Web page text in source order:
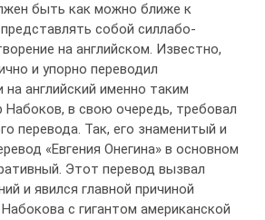
быть как можно ближе к
собой силлабо-
на английском. Известно,
и упорно переводил
английский именно таким
в свою очередь, требовал
перевода. Так, его знаменитый и
«Евгения Онегина» в основном
Этот перевод вызвал
и явился главной причиной
с гигантом американской